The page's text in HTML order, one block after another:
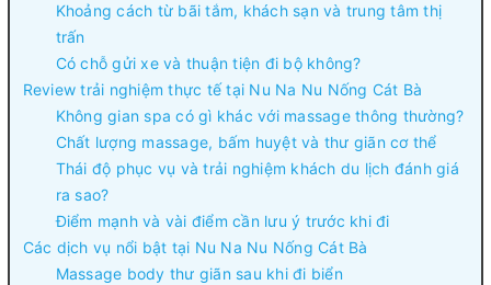
Khoảng cách từ bãi tắm, khách sạn và trung tâm thị
trấn
Có chỗ gửi xe và thuận tiện đi bộ không?
Review trải nghiệm thực tế tại Nu Na Nu Nống Cát Bà
Không gian spa có gì khác với massage thông thường?
Chất lượng massage, bấm huyệt và thư giãn cơ thể
Thái độ phục vụ và trải nghiệm khách du lịch đánh giá
ra sao?
Điểm mạnh và vài điểm cần lưu ý trước khi đi
Các dịch vụ nổi bật tại Nu Na Nu Nống Cát Bà
Massage body thư giãn sau khi đi biển